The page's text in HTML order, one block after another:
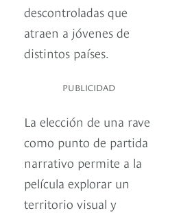
descontroladas que
atraen a jóvenes de
distintos países.
PUBLICIDAD
La elección de una rave
como punto de partida
narrativo permite a la
película explorar un
territorio visual y